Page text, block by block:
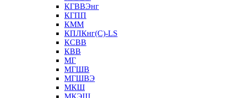
КГВВЭнг
КГПП
КММ
КПЛКнг(C)-LS
КСВВ
КВВ
МГ
МГШВ
МГШВЭ
МКШ
МКЭШ